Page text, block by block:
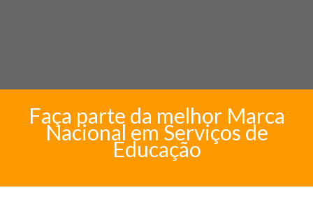
Faça parte da melhor Marca
Nacional em Serviços de
Educação